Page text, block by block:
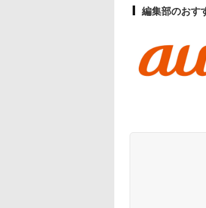
編集部のおす